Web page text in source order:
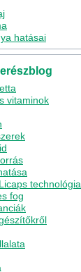
hatásai
vitaminok
technológia
fog